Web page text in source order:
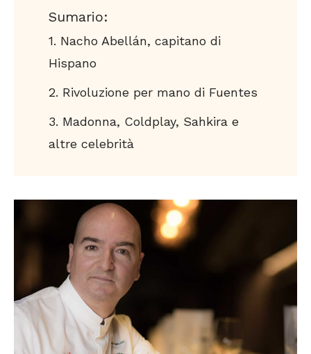
Sumario:
Nacho Abellán, capitano di
Hispano
Rivoluzione per mano di Fuentes
Madonna, Coldplay, Sahkira e
altre celebrità